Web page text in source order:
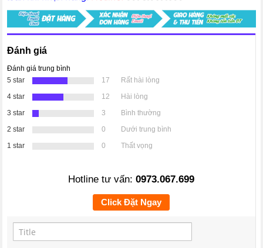
Đánh giá
Đánh giá trung bình
5 star
17
Rất hài lòng
4 star
12
Hài lòng
3 star
3
Bình thường
2 star
0
Dưới trung bình
1 star
0 Thất vọng
Hotline tư vấn: 0973.067.699
Click Đặt Ngay